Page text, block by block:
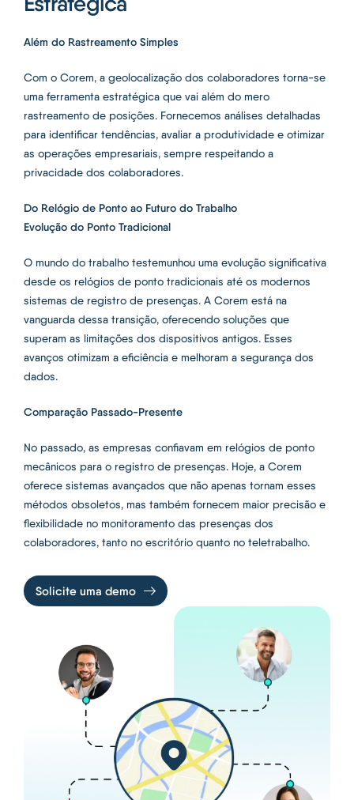
Além do Rastreamento Simples
Com o Corem, a geolocalização dos colaboradores torna-se
uma ferramenta estratégica que vai além do mero
rastreamento de posições. Fornecemos análises detalhadas
para identificar tendências, avaliar a produtividade e otimizar
as operações empresariais, sempre respeitando a
privacidade dos colaboradores.
Do Relógio de Ponto ao Futuro do Trabalho
Evolução do Ponto Tradicional
O mundo do trabalho testemunhou uma evolução significativa
desde os relógios de ponto tradicionais até os modernos
sistemas de registro de presenças. A Corem está na
vanguarda dessa transição, oferecendo soluções que
superam as limitações dos dispositivos antigos. Esses
avanços otimizam a eficiência e melhoram a segurança dos
dados.
Comparação Passado-Presente
No passado, as empresas confiavam em relógios de ponto
mecânicos para o registro de presenças. Hoje, a Corem
oferece sistemas avançados que não apenas tornam esses
métodos obsoletos, mas também fornecem maior precisão e
flexibilidade no monitoramento das presenças dos
colaboradores, tanto no escritório quanto no teletrabalho.
Solicite uma demo